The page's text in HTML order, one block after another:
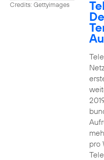
Credits: Gettyimages
pro